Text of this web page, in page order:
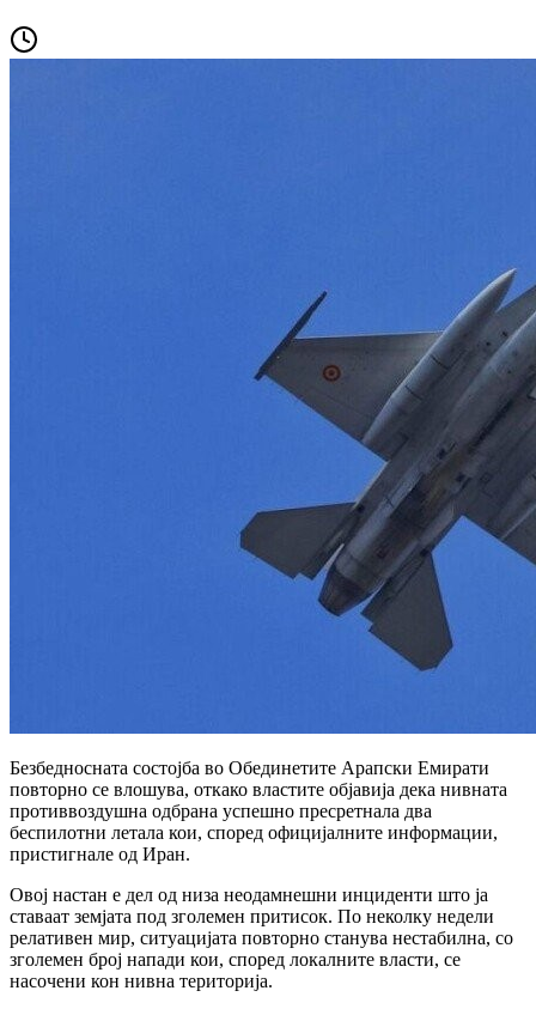
Безбедносната состојба во Обединетите Арапски Емирати
повторно се влошува, откако властите објавија дека нивната
противвоздушна одбрана успешно пресретнала два
беспилотни летала кои, според официјалните информации,
пристигнале од Иран.
Овој настан е дел од низа неодамнешни инциденти што ја
ставаат земјата под зголемен притисок. По неколку недели
релативен мир, ситуацијата повторно станува нестабилна, со
зголемен број напади кои, според локалните власти, се
насочени кон нивна територија.